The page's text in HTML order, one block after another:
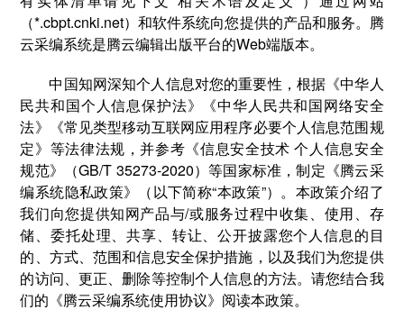
（*.cbpt.cnki.net）和软件系统向您提供的产品和服务。腾
云采编系统是腾云编辑出版平台的Web端版本。
中国知网深知个人信息对您的重要性，根据《中华人
民共和国个人信息保护法》《中华人民共和国网络安全
法》《常见类型移动互联网应用程序必要个人信息范围规
定》等法律法规，并参考《信息安全技术 个人信息安全
规范》（GB/T 35273-2020）等国家标准，制定《腾云采
编系统隐私政策》（以下简称“本政策”）。本政策介绍了
我们向您提供知网产品与/或服务过程中收集、使用、存
储、委托处理、共享、转让、公开披露您个人信息的目
的、方式、范围和信息安全保护措施，以及我们为您提供
的访问、更正、删除等控制个人信息的方法。请您结合我
们的《腾云采编系统使用协议》阅读本政策。